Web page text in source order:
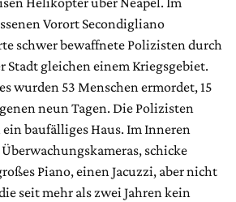
Vorort Secondigliano
schwer bewaffnete Polizisten durch
Stadt gleichen einem Kriegsgebiet.
wurden 53 Menschen ermordet, 15
neun Tagen. Die Polizisten
baufälliges Haus. Im Inneren
schicke
Piano, einen Jacuzzi, aber nicht
seit mehr als zwei Jahren kein